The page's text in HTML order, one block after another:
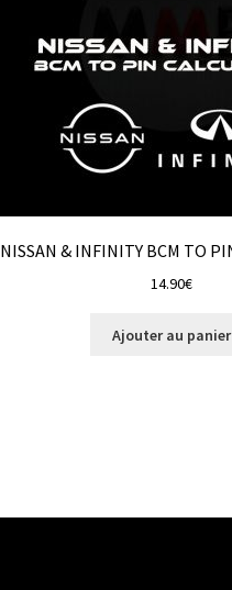
NISSAN & INFINITY BCM TO
14.90€
Ajouter au panier